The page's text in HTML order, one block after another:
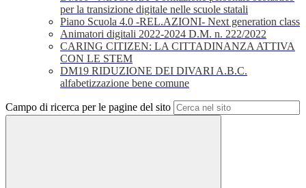
per la transizione digitale nelle scuole statali
Piano Scuola 4.0 -REL.AZIONI- Next generation class
Animatori digitali 2022-2024 D.M. n. 222/2022
CARING CITIZEN: LA CITTADINANZA ATTIVA
CON LE STEM
DM19 RIDUZIONE DEI DIVARI A.B.C.
alfabetizzazione bene comune
Campo di ricerca per le pagine del sito